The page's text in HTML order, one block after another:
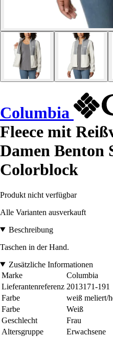
Columbia
Fleece mit
Damen
Colorblock
Produkt nicht verfügbar
Alle Varianten ausverkauft
Beschreibung
Taschen in der Hand.
Zusätzliche Informationen
Marke
Columbia
Lieferantenreferenz 2013171-191
Farbe
weiß meliert/
Farbe
Weiß
Geschlecht
Frau
Altersgruppe
Erwachsene